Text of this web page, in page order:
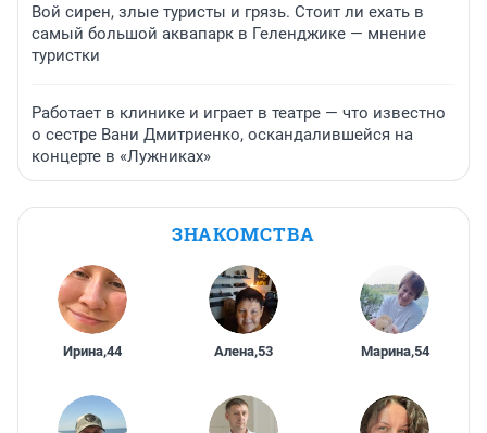
Вой сирен, злые туристы и грязь. Стоит ли ехать в
самый большой аквапарк в Геленджике — мнение
туристки
Работает в клинике и играет в театре — что известно
о сестре Вани Дмитриенко, оскандалившейся на
концерте в «Лужниках»
ЗНАКОМСТВА
Ирина,44 Алена,53 Марина,54